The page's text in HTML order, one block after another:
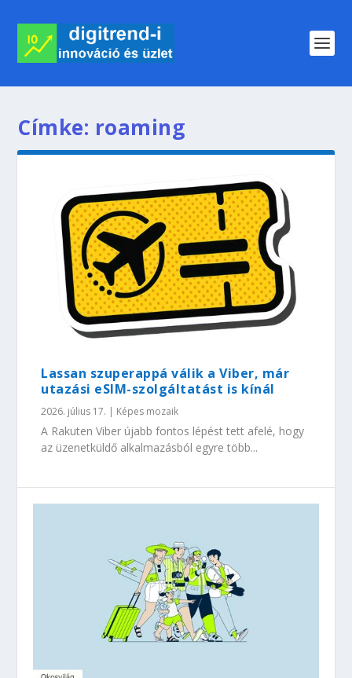
Címke: roaming
Lassan szuperappá válik a Viber, már
utazási eSIM-szolgáltatást is kínál
2026. július 17. | Képes mozaik
A Rakuten Viber újabb fontos lépést tett afelé, hogy
az üzenetküldő alkalmazásból egyre több...